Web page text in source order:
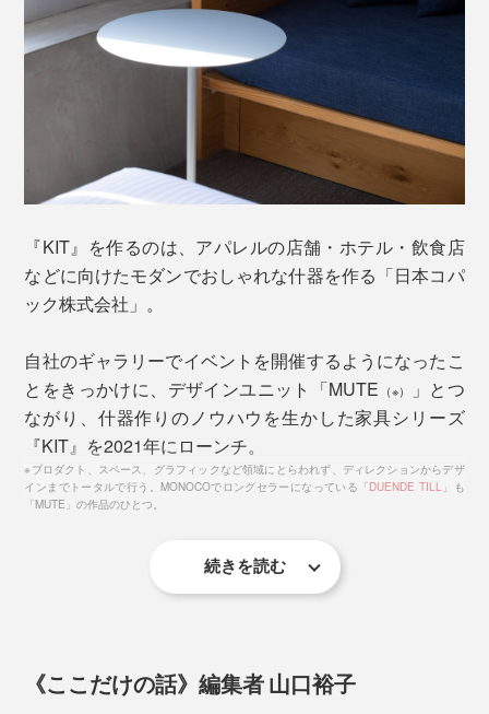
基本の使い方は、下写真の左側のように縦に置いて、ス
チール面で本を支える方法。写真の右側は、「ブックエ
ンド」を横にして、上にスピーカーを置いています。
Hの形状を生かして小さめのノートを立てかけたり、小
物を置くことも可能。ひとつ1.5kgと重いので、立てか
『KIT』を作るのは、アパレルの店舗・ホテル・飲食店
などに向けたモダンでおしゃれな什器を作る「日本コパ
ック株式会社」。
自社のギャラリーでイベントを開催するようになったこ
とをきっかけに、デザインユニット「MUTE （※）
」とつ
ながり、什器作りのノウハウを生かした家具シリーズ
『KIT』を2021年にローンチ。
※プロダクト、スペース、グラフィックなど領域にとらわれず、ディレクションからデザ
インまでトータルで行う。MONOCOでロングセラーになっている「 DUENDE TILL」も
「MUTE」の作品のひとつ。
感的に組立て・解体ができ、運搬や収納する場合も小さ
くなる仕様です。
続きを読む
《ここだけの話》編集者 山口裕子